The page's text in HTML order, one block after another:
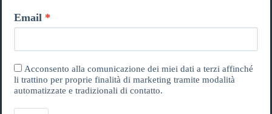
Email
Acconsento alla comunicazione dei miei dati a terzi affinché
li trattino per proprie finalità di marketing tramite modalità
automatizzate e tradizionali di contatto.